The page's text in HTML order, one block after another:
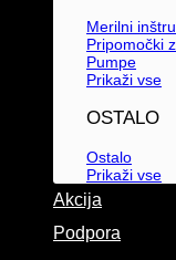
Merilni
Pripomočki
Pumpe
Prikaži vse
OSTALO
Ostalo
Prikaži vse
Akcija
Podpora